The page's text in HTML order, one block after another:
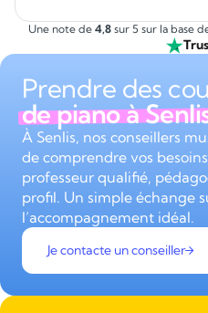
Une note de 4,8sur 5 sur la base
Prendre des
de piano à
À Senlis, nos conseillers
de comprendre vos
professeur qualifié,
profil. Un simple échange
l’accompagnement idéal.
Je contacte un conseiller